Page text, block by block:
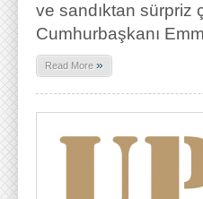
ve sandıktan sürpriz
Cumhurbaşkanı
Read More »